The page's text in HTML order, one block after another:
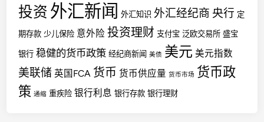
投资 外汇新闻 外汇知识 外汇经纪商 央行 定
期存款 少儿保险 意外险 投资理财 支付宝 泛欧交易所 盛宝
银行 稳健的货币政策 经纪商新闻 美债 美元 美元指数
美联储 英国FCA 货币 货币供应量 货币市场 货币政
策 通缩 重疾险 银行利息 银行存款 银行理财